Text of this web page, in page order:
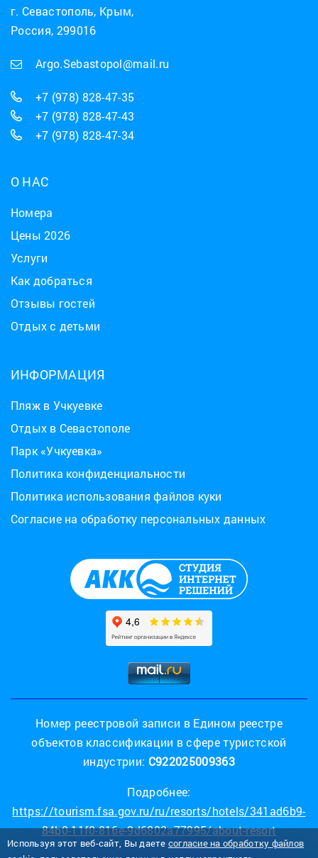
г. Севастополь, Крым,
Россия, 299016
Argo.Sebastopol@mail.ru
+7 (978) 828-47-35
+7 (978) 828-47-43
+7 (978) 828-47-34
О НАС
Номера
Цены 2026
Услуги
Как добраться
Отзывы гостей
Отдых с детьми
ИНФОРМАЦИЯ
Пляж в Учкуевке
Отдых в Севастополе
Парк «Учкуевка»
Политика конфиденциальности
Политика использования файлов куки
Согласие на обработку персональных данных
Номер реестровой записи в Едином реестре
объектов классификации в сфере туристской
индустрии: С922025009363
Подробнее:
https://tourism.fsa.gov.ru/ru/resorts/hotels/341ad6b9-
84b0-11f0-816e-9d6802a77995/about-resort
Используя этот веб-сайт, Вы даете согласие на обработку файлов